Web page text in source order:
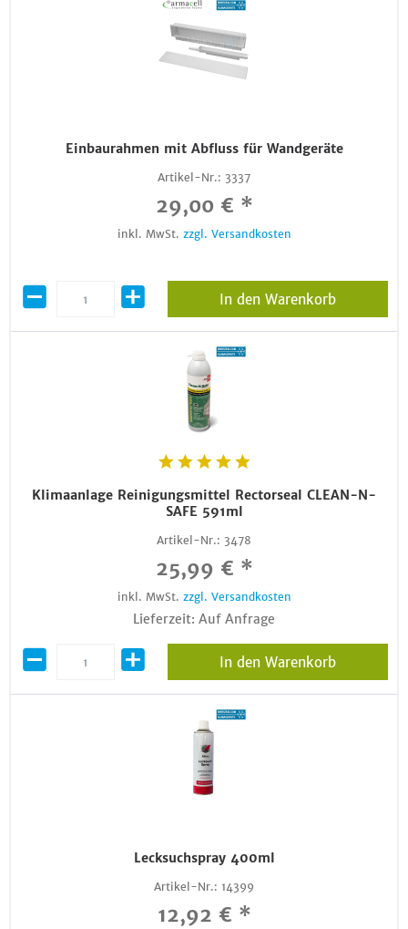
Einbaurahmen mit Abfluss für Wandgeräte
Artikel-Nr.: 3337
29,00 € *
inkl. MwSt. zzgl. Versandkosten
In den Warenkorb
Klimaanlage Reinigungsmittel Rectorseal CLEAN-N-
SAFE 591ml
Artikel-Nr.: 3478
25,99 € *
inkl. MwSt. zzgl. Versandkosten
Lieferzeit: Auf Anfrage
In den Warenkorb
Lecksuchspray 400ml
Artikel-Nr.: 14399
12,92 € *